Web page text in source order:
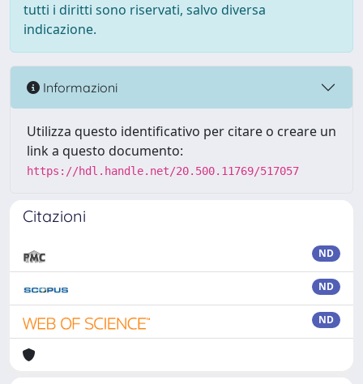
tutti i diritti sono riservati, salvo diversa
indicazione.
Informazioni
Utilizza questo identificativo per citare o creare un
link a questo documento:
https://hdl.handle.net/20.500.11769/517057
Citazioni
ND
ND
ND